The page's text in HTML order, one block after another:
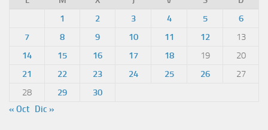
1
2 3 4 5
6
7
8 9 10 11 12
13
14
15 16 17 18 19
20
21
22 23 24 25 26
27
28
29
30
« Oct Dic »